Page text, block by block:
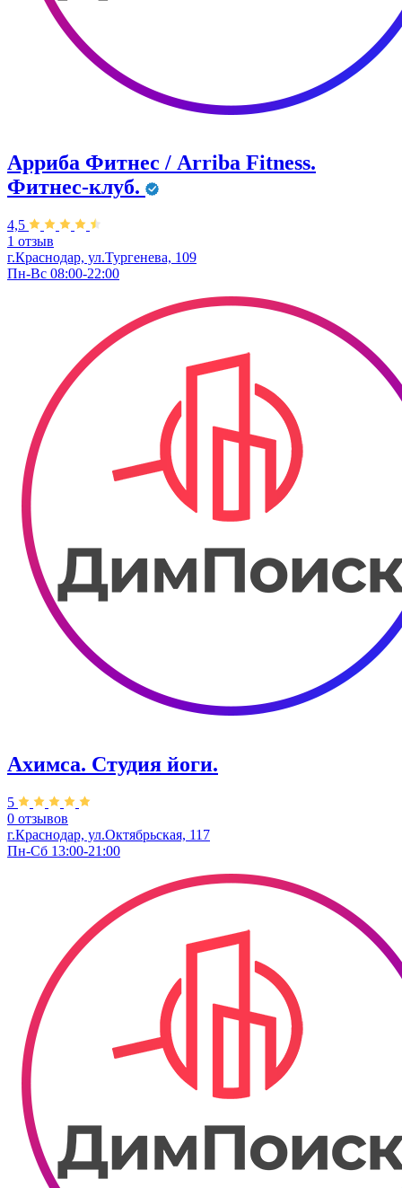
Арриба Фитнес / Arriba Fitness.
Фитнес-клуб.
4,5
1 отзыв
г.Краснодар, ул.Тургенева, 109
Пн-Вс 08:00-22:00
Ахимса. Студия йоги.
5
0 отзывов
г.Краснодар, ул.Октябрьская, 117
Пн-Сб 13:00-21:00